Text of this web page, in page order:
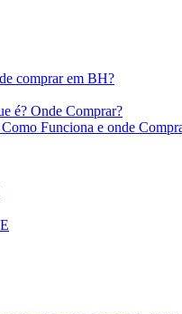
comprar em BH?
é? Onde Comprar?
Funciona e onde